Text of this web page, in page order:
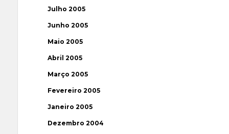
Julho 2005
Junho 2005
Maio 2005
Abril 2005
Março 2005
Fevereiro 2005
Janeiro 2005
Dezembro 2004